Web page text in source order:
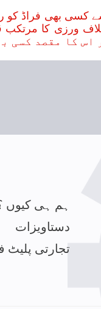
بھی فراڈ کو
کا مرتکب
ہم ہی کیوں
دستاویزات
تجارتی پلیٹ